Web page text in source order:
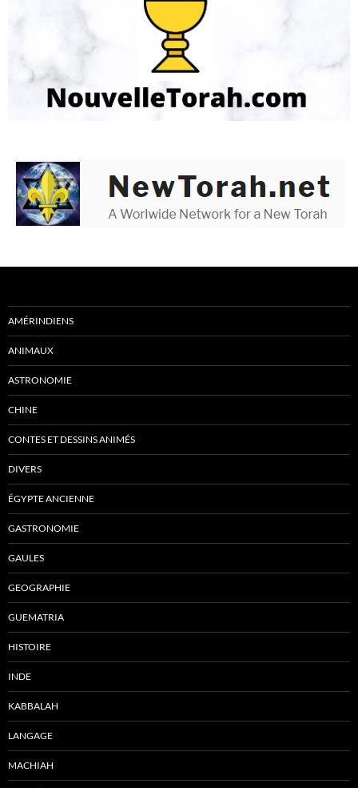
AMÉRINDIENS
ANIMAUX
ASTRONOMIE
CHINE
CONTES ET DESSINS ANIMÉS
DIVERS
ÉGYPTE ANCIENNE
GASTRONOMIE
GAULES
GEOGRAPHIE
GUEMATRIA
HISTOIRE
INDE
KABBALAH
LANGAGE
MACHIAH